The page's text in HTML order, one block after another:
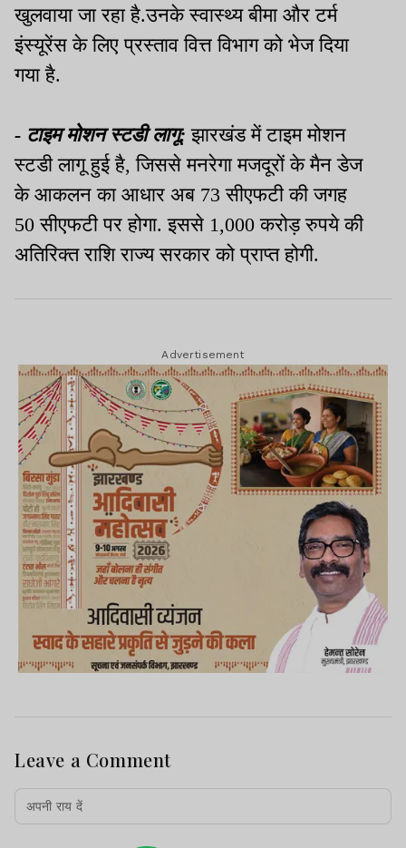
खुलवाया जा रहा है.उनके स्वास्थ्य बीमा और टर्म
इंस्यूरेंस के लिए प्रस्ताव वित्त विभाग को भेज दिया
गया है.
- टाइम मोशन स्टडी लागू: झारखंड में टाइम मोशन
स्टडी लागू हुई है,जिससे मनरेगा मजदूरों के मैन डेज
के आकलन का आधार अब 73सीएफटी की जगह
50सीएफटी पर होगा. इससे 1,000करोड़ रुपये की
अतिरिक्त राशि राज्य सरकार को प्राप्त होगी.
Advertisement
Leave a Comment